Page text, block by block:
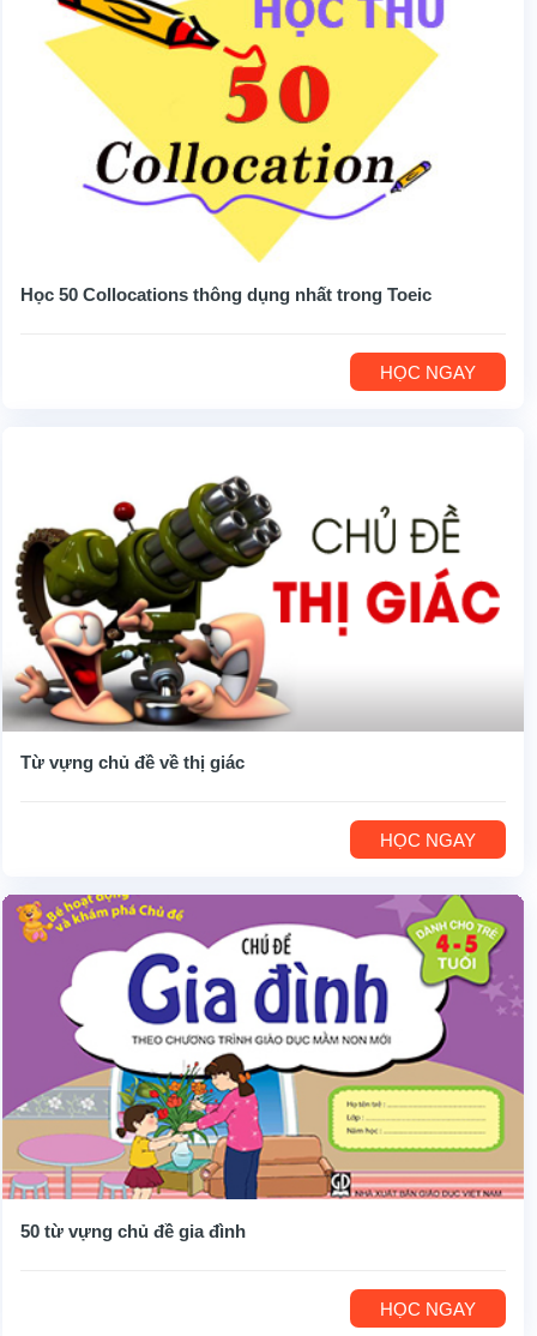
Học 50 Collocations thông dụng nhất trong Toeic
HỌC NGAY
Từ vựng chủ đề về thị giác
HỌC NGAY
50 từ vựng chủ đề gia đình
HỌC NGAY